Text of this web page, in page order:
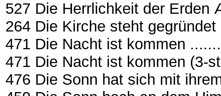
527 Die Herrlichkeit der
264 Die Kirche steht
471 Die Nacht ist kommen
471 Die Nacht ist kommen (3-
476 Die Sonn hat sich mit